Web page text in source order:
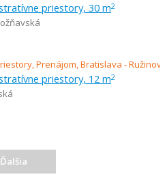
priestory, 30 m2
priestory, 12 m2
Ďalšia